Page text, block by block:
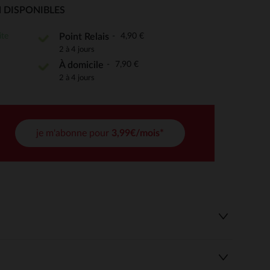
de confidentialité, en garantissant la conformité avec
DISPONIBLES
Point Relais 4,90 €
2 à 4 jours
À domicile 7,90 €
2 à 4 jours
je m'abonne pour 3,99€/mois*